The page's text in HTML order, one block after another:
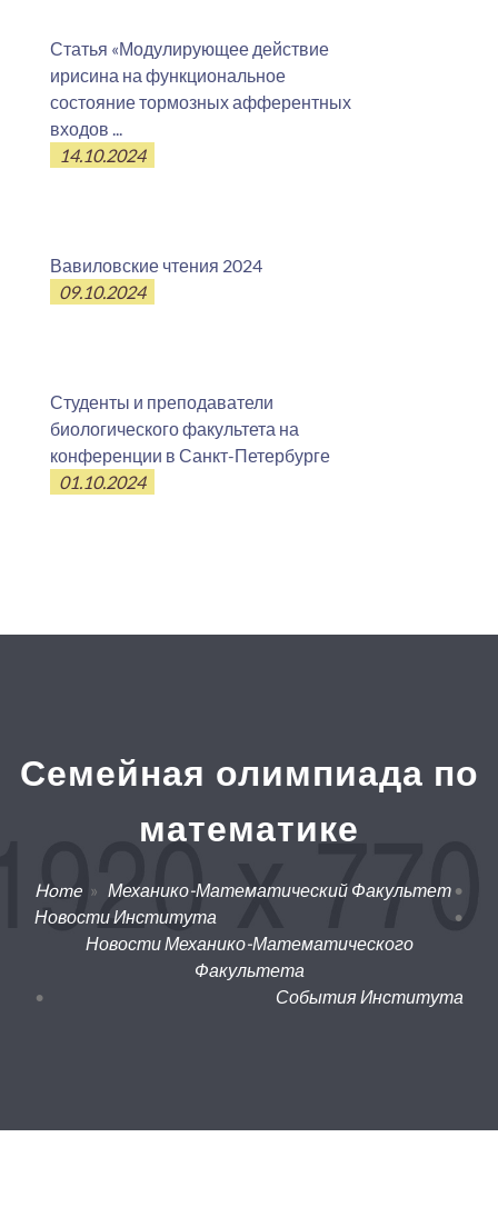
Статья «Модулирующее действие
ирисина на функциональное
состояние тормозных афферентных
входов ...
14.10.2024
Вавиловские чтения 2024
09.10.2024
Студенты и преподаватели
биологического факультета на
конференции в Санкт-Петербурге
01.10.2024
Семейная олимпиада по
математике
Home » Механико-Математический Факультет •
Новости Института
•
Новости Механико-Математического
Факультета
•
События Института